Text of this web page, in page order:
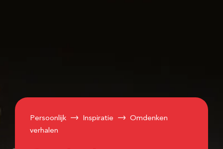
Persoonlijk Inspiratie
Omdenken
verhalen